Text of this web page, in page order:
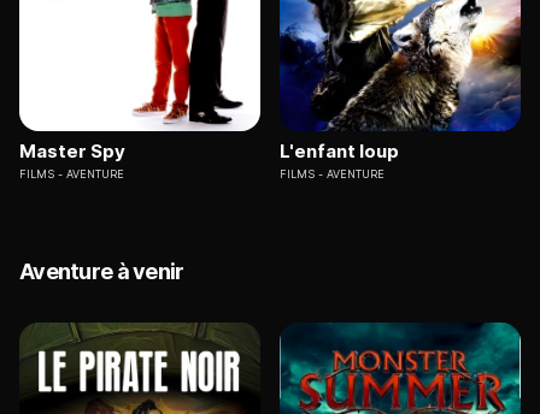
Master Spy
FILMS AVENTURE
L'enfant loup
FILMS AVENTURE
Aventure à venir